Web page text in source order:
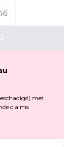
met
claims